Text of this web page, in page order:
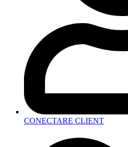
CONECTARE CLIENT